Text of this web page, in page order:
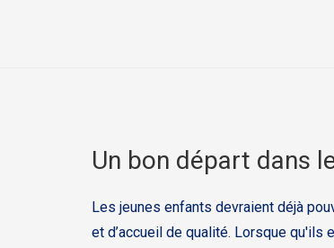
Un bon départ dans
Les jeunes enfants devraient déjà
et d’accueil de qualité. Lorsque qu'ils